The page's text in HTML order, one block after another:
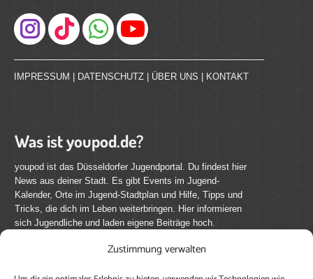
Zustimmung verwalten
Instagram
IMPRESSUM | DATENSCHUTZ | ÜBER UNS | KONTAKT
Was ist youpod.de?
youpod ist das Düsseldorfer Jugendportal. Du findest hier
News aus deiner Stadt. Es gibt Events im Jugend-
Kalender, Orte im Jugend-Stadtplan und Hilfe, Tipps und
Tricks, die dich im Leben weiterbringen. Hier informieren
sich Jugendliche und laden eigene Beiträge hoch.